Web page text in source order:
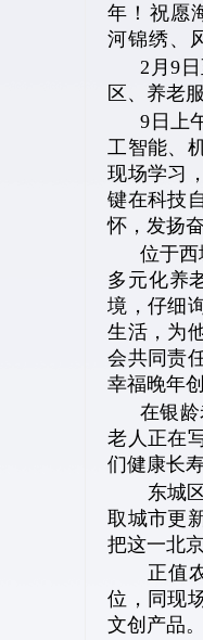
年！祝愿
河锦绣、
2月9
区、养老
9日上
工智能、
现场学习
键在科技
怀，发扬
位于
多元化养
境，仔细
生活，为
会共同责
幸福晚年
在银
老人正在
们健康长
东城
取城市更
把这一北
正值
位，同现
文创产品。